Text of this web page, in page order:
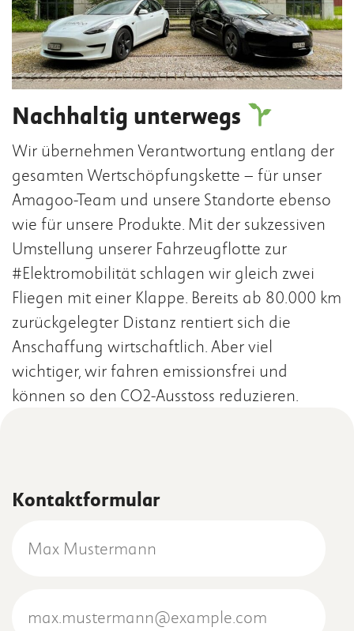
Nachhaltig unterwegs
Wir übernehmen Verantwortung entlang der
gesamten Wertschöpfungskette – für unser
Amagoo-Team und unsere Standorte ebenso
wie für unsere Produkte. Mit der sukzessiven
Umstellung unserer Fahrzeugflotte zur
#Elektromobilität schlagen wir gleich zwei
Fliegen mit einer Klappe. Bereits ab 80.000 km
zurückgelegter Distanz rentiert sich die
Anschaffung wirtschaftlich. Aber viel
wichtiger, wir fahren emissionsfrei und
können so den CO2-Ausstoss reduzieren.
Kontaktformular